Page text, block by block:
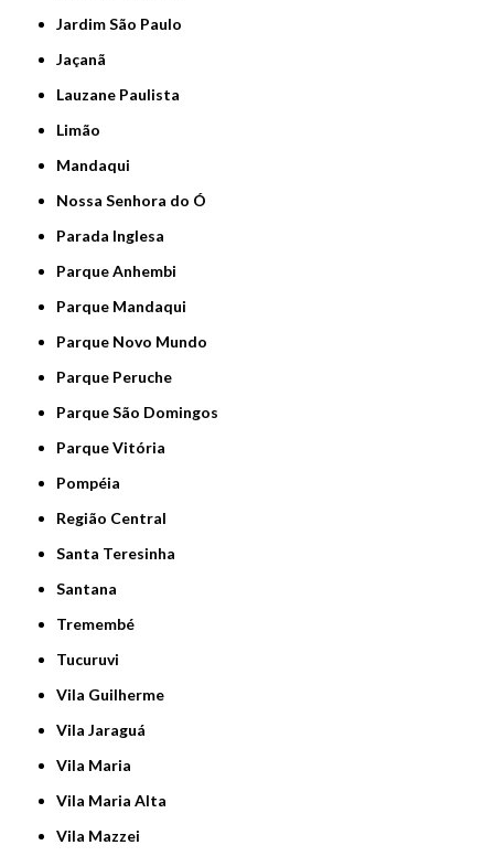
Jardim São Paulo
Jaçanã
Lauzane Paulista
Limão
Mandaqui
Nossa Senhora do Ó
Parada Inglesa
Parque Anhembi
Parque Mandaqui
Parque Novo Mundo
Parque Peruche
Parque São Domingos
Parque Vitória
Pompéia
Região Central
Santa Teresinha
Santana
Tremembé
Tucuruvi
Vila Guilherme
Vila Jaraguá
Vila Maria
Vila Maria Alta
Vila Mazzei